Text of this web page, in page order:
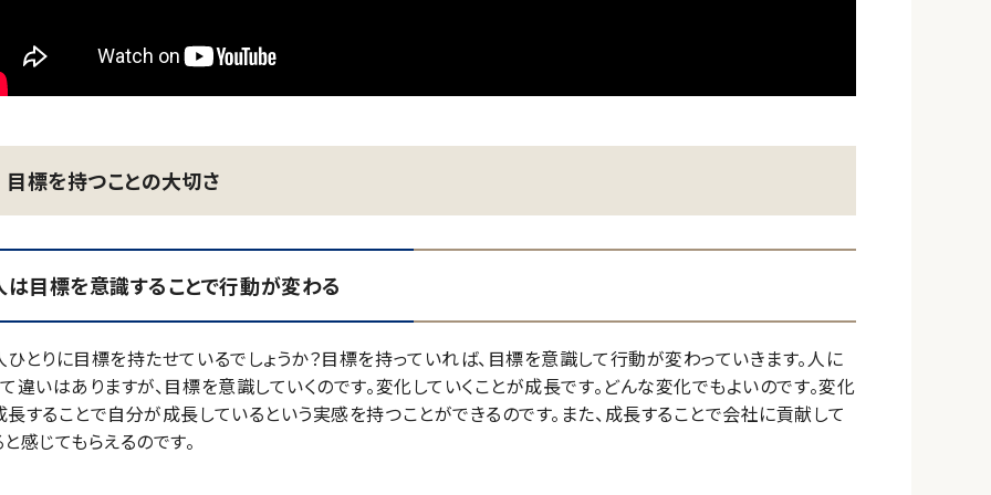
目標を持つことの大切さ
は目標を意識することで行動が変わる
ひとりに目標を持たせているでしょうか？目標を持っていれば、目標を意識して行動が変わっていきます。人に
違いはありますが、目標を意識していくのです。変化していくことが成長です。どんな変化でもよいのです。変化
長することで自分が成長しているという実感を持つことができるのです。また、成長することで会社に貢献して
感じてもらえるのです。